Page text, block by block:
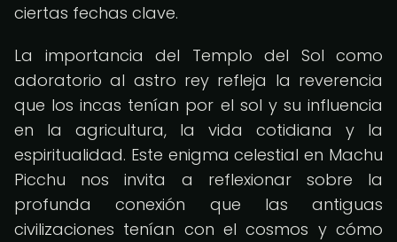
ciertas fechas clave.
La importancia del Templo del Sol como
adoratorio al astro rey refleja la reverencia
que los incas tenían por el sol y su influencia
en la agricultura, la vida cotidiana y la
espiritualidad. Este enigma celestial en Machu
Picchu nos invita a reflexionar sobre la
profunda conexión que las antiguas
civilizaciones tenían con el cosmos y cómo